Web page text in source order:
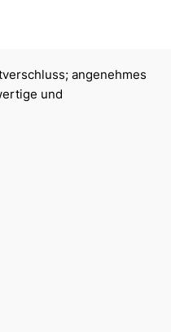
angenehmes
und